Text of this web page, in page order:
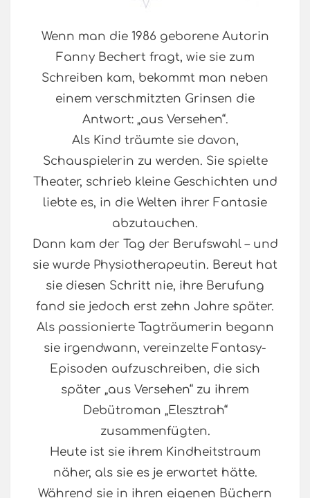
Wenn man die 1986 geborene Autorin
Fanny Bechert fragt, wie sie zum
Schreiben kam, bekommt man neben
einem verschmitzten Grinsen die
Antwort: „aus Versehen“.
Als Kind träumte sie davon,
Schauspielerin zu werden. Sie spielte
Theater, schrieb kleine Geschichten und
liebte es, in die Welten ihrer Fantasie
abzutauchen.
Dann kam der Tag der Berufswahl – und
sie wurde Physiotherapeutin. Bereut hat
sie diesen Schritt nie, ihre Berufung
fand sie jedoch erst zehn Jahre später.
Als passionierte Tagträumerin begann
sie irgendwann, vereinzelte Fantasy-
Episoden aufzuschreiben, die sich
später „aus Versehen“ zu ihrem
Debütroman „Elesztrah“
zusammenfügten.
Heute ist sie ihrem Kindheitstraum
näher, als sie es je erwartet hätte.
Während sie in ihren eigenen Büchern